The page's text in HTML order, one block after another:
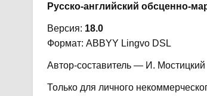
Русско-английский обсценно-
Версия: 18.0
Формат: ABBYY Lingvo DSL
Автор-составитель — И. Мостицкий
Только для личного